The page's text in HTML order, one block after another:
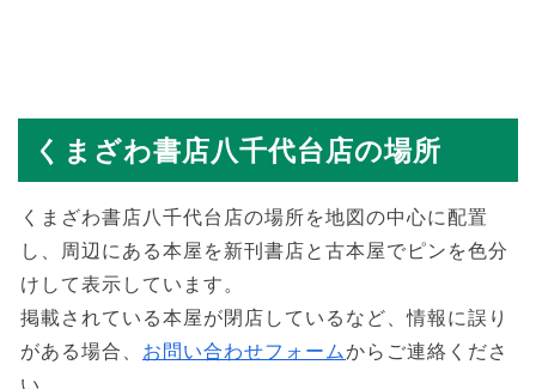
くまざわ書店八千代台店の場所
くまざわ書店八千代台店の場所を地図の中心に配置
し、周辺にある本屋を新刊書店と古本屋でピンを色分
けして表示しています。
掲載されている本屋が閉店しているなど、情報に誤り
がある場合、 お問い合わせフォームからご連絡くださ
い。